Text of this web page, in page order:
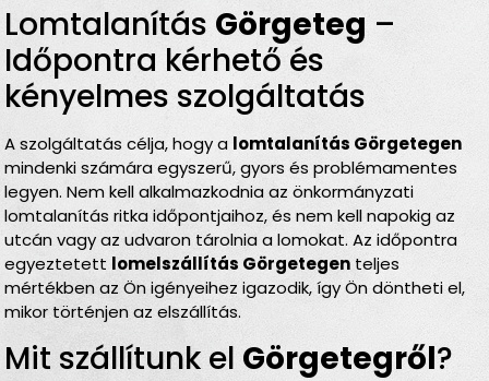
Lomtalanítás Görgeteg –
Időpontra kérhető és
kényelmes szolgáltatás
A szolgáltatás célja, hogy a lomtalanítás Görgetegen
mindenki számára egyszerű, gyors és problémamentes
legyen. Nem kell alkalmazkodnia az önkormányzati
lomtalanítás ritka időpontjaihoz, és nem kell napokig az
utcán vagy az udvaron tárolnia a lomokat. Az időpontra
egyeztetett lomelszállítás Görgetegen teljes
mértékben az Ön igényeihez igazodik, így Ön döntheti el,
mikor történjen az elszállítás.
Mit szállítunk el Görgetegről?